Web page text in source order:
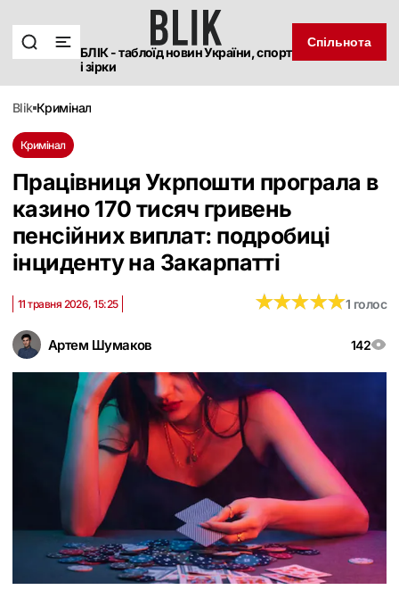
БЛІК - таблоїд новин України, спорт
і зірки
Спільнота
blik кримінал
Кримінал
Працівниця Укрпошти програла в
казино 170 тисяч гривень
пенсійних виплат: подробиці
інциденту на Закарпатті
Артем Шумаков 142
11 травня 2026, 15:25 ★★★★★
★★★★★1 голос